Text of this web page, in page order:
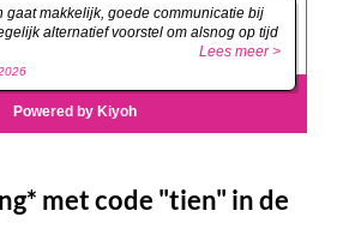
met code "tien" in de